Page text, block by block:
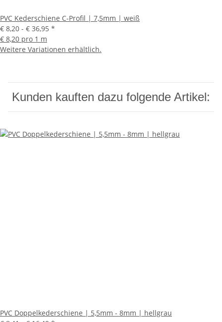
PVC Kederschiene C-Profil | 7,5mm | weiß
€ 8,20 - € 36,95 *
€ 8,20 pro 1 m
Weitere Variationen erhältlich.
Kunden kauften dazu folgende Artikel:
PVC Doppelkederschiene | 5,5mm - 8mm | hellgrau